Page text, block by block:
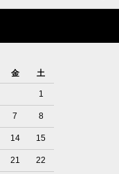
金 土
1
7 8
14 15
21 22